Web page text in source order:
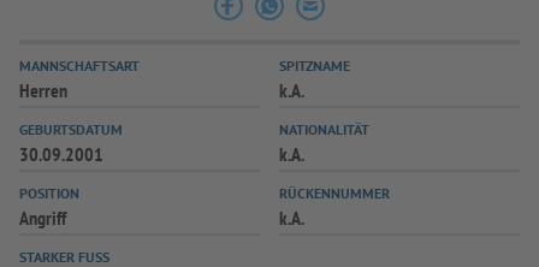
SPIELPLUS
MANNSCHAFTSART
Herren
SPITZNAME
k.A.
GEBURTSDATUM
30.09.2001
NATIONALITÄT
k.A.
POSITION
Angriff
RÜCKENNUMMER
k.A.
STARKER FUSS